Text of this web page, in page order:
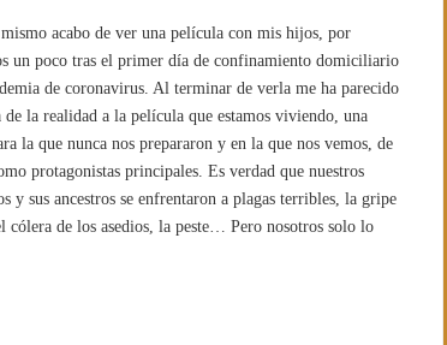
acabo de ver una película con mis hijos, por
un poco tras el primer día de confinamiento domiciliario
de coronavirus. Al terminar de verla me ha parecido
la realidad a la película que estamos viviendo, una
la que nunca nos prepararon y en la que nos vemos, de
protagonistas principales. Es verdad que nuestros
y sus ancestros se enfrentaron a plagas terribles, la gripe
cólera de los asedios, la peste… Pero nosotros solo lo